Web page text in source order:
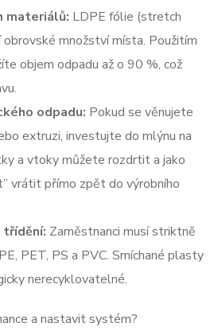
materiálů: LDPE fólie (stretch
množství místa. Použitím
objem odpadu až o 90 %, což
odpadu: Pokud se věnujete
extruzi, investujte do mlýnu na
a vtoky můžete rozdrtit a jako
vrátit přímo zpět do výrobního
třídění: Zaměstnanci musí striktně
PET, PS a PVC. Smíchané plasty
nerecyklovatelné.
a nastavit systém?